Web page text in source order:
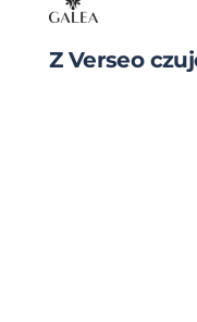
Z Verseo